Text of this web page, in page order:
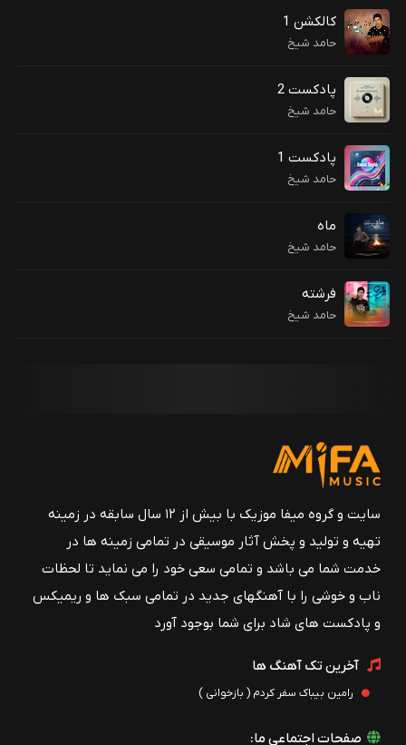
کالکشن 1
حامد شیخ
پادکست 2
حامد شیخ
پادکست 1
حامد شیخ
ماه
حامد شیخ
فرشته
حامد شیخ
سایت و گروه میفا موزیک با بیش از ۱۲ سال سابقه در زمینه
تهیه و تولید و پخش آثار موسیقی در تمامی زمینه ها در
خدمت شما می باشد و تمامی سعی خود را می نماید تا لحظات
ناب و خوشی را با آهنگهای جدید در تمامی سبک ها و ریمیکس
و پادکست های شاد برای شما بوجود آورد
آخرین تک آهنگ ها
رامین بیباک سفر کردم ( بازخوانی )
صفحات اجتماعی ما: